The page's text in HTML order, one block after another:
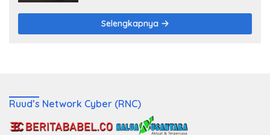
Selengkapnya
Ruud’s Network Cyber (RNC)